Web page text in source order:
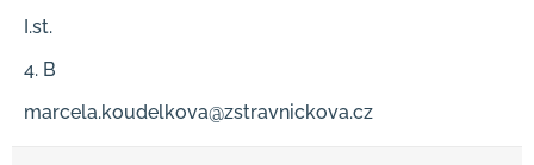
I.st.
4. B
marcela.koudelkova@zstravnickova.cz